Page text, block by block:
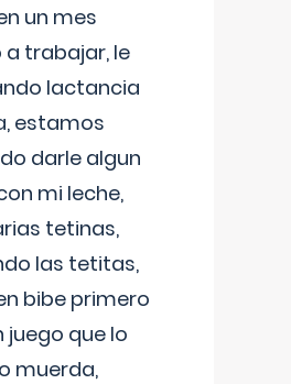
un mes
a trabajar, le
lactancia
estamos
darle algun
mi leche,
tetinas,
las tetitas,
bibe primero
juego que lo
muerda,